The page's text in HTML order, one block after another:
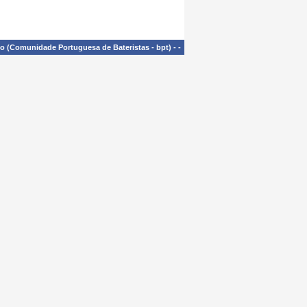
(Comunidade Portuguesa de Bateristas - bpt) - -